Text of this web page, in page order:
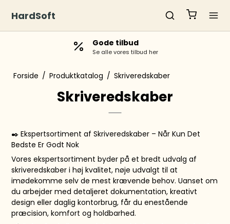
HardSoft
Gode tilbud
Se alle vores tilbud her
Forside / Produktkatalog / Skriveredskaber
Skriveredskaber
✒️ Ekspertsortiment af Skriveredskaber – Når Kun Det
Bedste Er Godt Nok
Vores ekspertsortiment byder på et bredt udvalg af
skriveredskaber i høj kvalitet, nøje udvalgt til at
imødekomme selv de mest krævende behov. Uanset om
du arbejder med detaljeret dokumentation, kreativt
design eller daglig kontorbrug, får du enestående
præcision, komfort og holdbarhed.